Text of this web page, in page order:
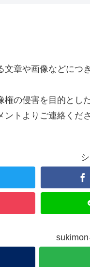
文章や画像などにつ
権の侵害を目的とし
ントよりご連絡くだ